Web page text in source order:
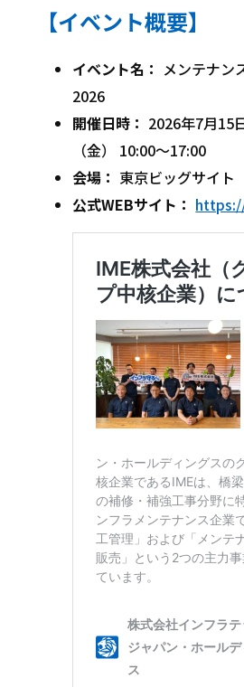
【イベント概要】
イベント名： メンテナン
2026
開催日時： 2026年7月15
（金） 10:00～17:00
会場： 東京ビッグサイト
公式WEBサイト：